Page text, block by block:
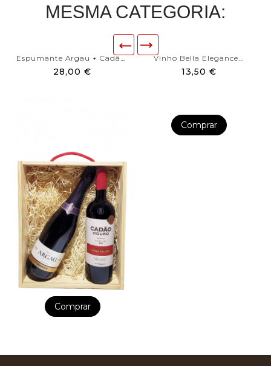
MESMA CATEGORIA:
Espumante Argau + Cadão...
28,00 €
Comprar
Vinho Bella Elegance...
13,50 €
Comprar